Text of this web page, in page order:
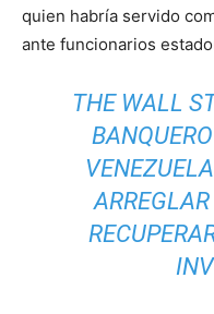
quien habría servido
ante funcionarios
THE WALL